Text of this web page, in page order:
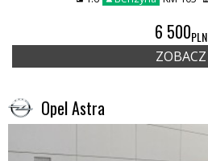
6 500PLN
ZOBACZ
Opel Astra